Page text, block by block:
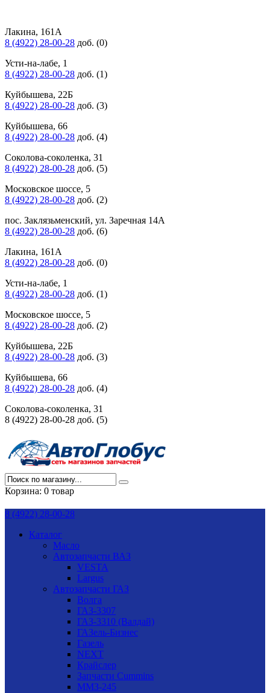
Лакина, 161А
8 (4922) 28-00-28 доб. (0)
Усти-на-лабе, 1
8 (4922) 28-00-28 доб. (1)
Куйбышева, 22Б
8 (4922) 28-00-28 доб. (3)
Куйбышева, 66
8 (4922) 28-00-28 доб. (4)
Соколова-соколенка, 31
8 (4922) 28-00-28 доб. (5)
Московское шоссе, 5
8 (4922) 28-00-28 доб. (2)
пос. Заклязьменский, ул. Заречная 14А
8 (4922) 28-00-28 доб. (6)
Лакина, 161А
8 (4922) 28-00-28 доб. (0)
Усти-на-лабе, 1
8 (4922) 28-00-28 доб. (1)
Московское шоссе, 5
8 (4922) 28-00-28 доб. (2)
Куйбышева, 22Б
8 (4922) 28-00-28 доб. (3)
Куйбышева, 66
8 (4922) 28-00-28 доб. (4)
Соколова-соколенка, 31
8 (4922) 28-00-28 доб. (5)
Корзина: 0 товар
8 (4922) 28-00-28
Каталог
Масло
Автозапчасти ВАЗ
VESTA
Largus
Автозапчасти ГАЗ
Волга
ГАЗ-3307
ГАЗ-3310 (Валдай)
ГАЗель-Бизнес
Газель
NEXT
Крайслер
Запчасти Cummins
ММЗ-245